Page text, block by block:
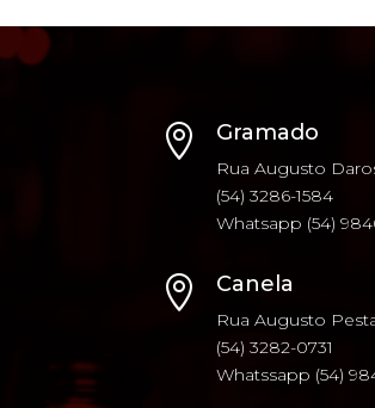
 Gramado
Rua Augusto
(54) 3286-1584
Whatsapp (54)
 Canela
Rua Augusto
(54) 3282-0731
Whatssapp (54)